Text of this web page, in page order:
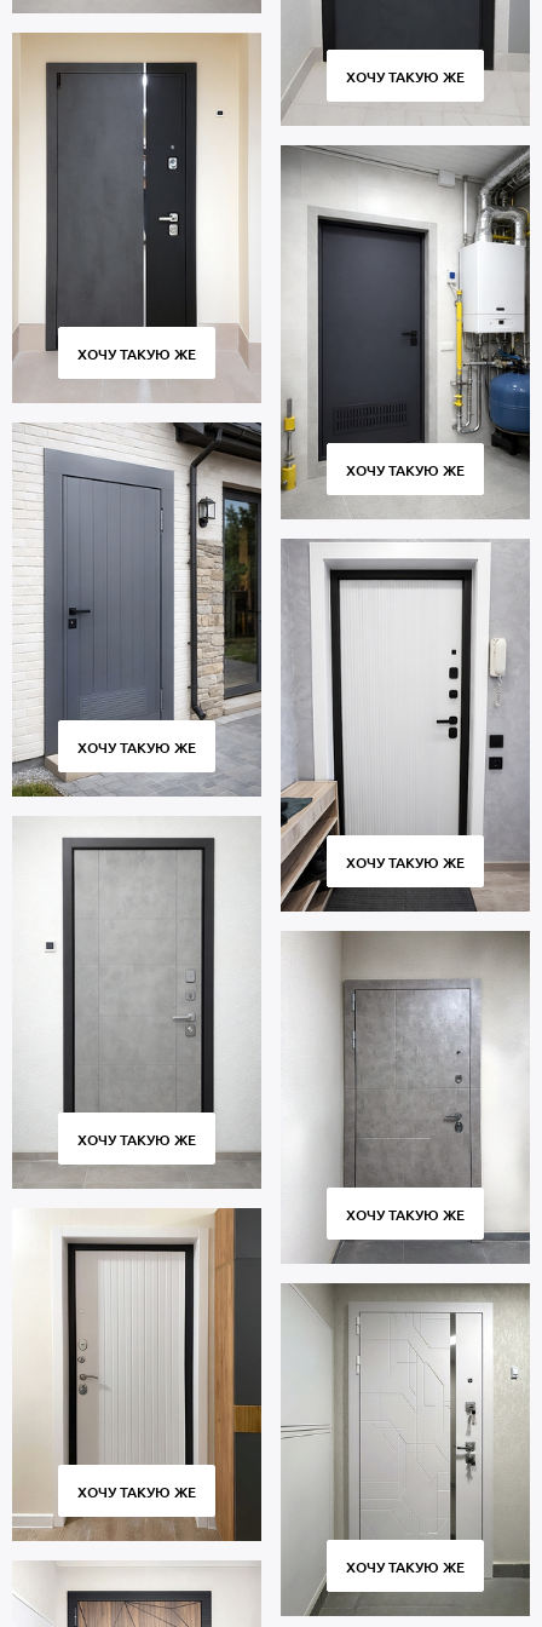
ХОЧУ ТАКУЮ ЖЕ
ХОЧУ ТАКУЮ ЖЕ
ХОЧУ ТАКУЮ ЖЕ
ХОЧУ ТАКУЮ ЖЕ
ХОЧУ ТАКУЮ ЖЕ
ХОЧУ ТАКУЮ ЖЕ
ХОЧУ ТАКУЮ ЖЕ
ХОЧУ ТАКУЮ ЖЕ
ХОЧУ ТАКУЮ ЖЕ